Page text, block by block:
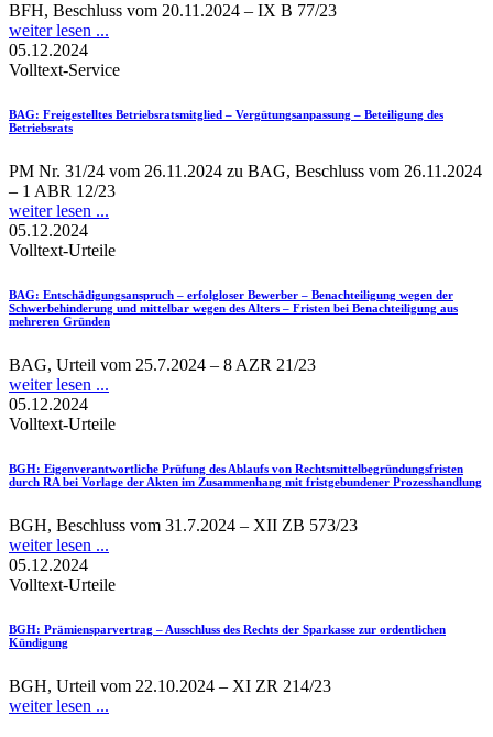
BFH, Beschluss vom 20.11.2024 – IX B 77/23
weiter lesen ...
05.12.2024
Volltext-Service
BAG: Freigestelltes Betriebsratsmitglied – Vergütungsanpassung – Beteiligung des
Betriebsrats
PM Nr. 31/24 vom 26.11.2024 zu BAG, Beschluss vom 26.11.2024
– 1 ABR 12/23
weiter lesen ...
05.12.2024
Volltext-Urteile
BAG: Entschädigungsanspruch – erfolgloser Bewerber – Benachteiligung wegen der
Schwerbehinderung und mittelbar wegen des Alters – Fristen bei Benachteiligung aus
mehreren Gründen
BAG, Urteil vom 25.7.2024 – 8 AZR 21/23
weiter lesen ...
05.12.2024
Volltext-Urteile
BGH: Eigenverantwortliche Prüfung des Ablaufs von Rechtsmittelbegründungsfristen
durch RA bei Vorlage der Akten im Zusammenhang mit fristgebundener Prozesshandlung
BGH, Beschluss vom 31.7.2024 – XII ZB 573/23
weiter lesen ...
05.12.2024
Volltext-Urteile
BGH: Prämiensparvertrag – Ausschluss des Rechts der Sparkasse zur ordentlichen
Kündigung
BGH, Urteil vom 22.10.2024 – XI ZR 214/23
weiter lesen ...